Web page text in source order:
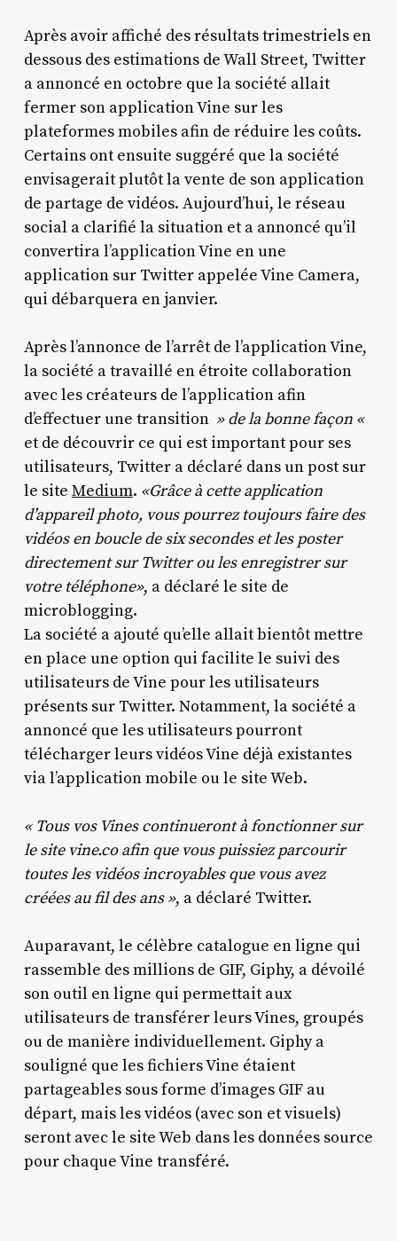
Après avoir affiché des résultats trimestriels en
dessous des estimations de Wall Street, Twitter
a annoncé en octobre que la société allait
fermer son application Vine sur les
plateformes mobiles afin de réduire les coûts.
Certains ont ensuite suggéré que la société
envisagerait plutôt la vente de son application
de partage de vidéos. Aujourd’hui, le réseau
social a clarifié la situation et a annoncé qu’il
convertira l’application Vine en une
application sur Twitter appelée Vine Camera,
qui débarquera en janvier.
Après l’annonce de l’arrêt de l’application Vine,
la société a travaillé en étroite collaboration
avec les créateurs de l’application afin
d’effectuer une transition» de la bonne façon «
et de découvrir ce qui est important pour ses
utilisateurs, Twitter a déclaré dans un post sur
le site Medium. «Grâce à cette application
d’appareil photo, vous pourrez toujours faire des
vidéos en boucle de six secondes et les poster
directement sur Twitter ou les enregistrer sur
votre téléphone», a déclaré le site de
microblogging.
La société a ajouté qu’elle allait bientôt mettre
en place une option qui facilite le suivi des
utilisateurs de Vine pour les utilisateurs
présents sur Twitter. Notamment, la société a
annoncé que les utilisateurs pourront
télécharger leurs vidéos Vine déjà existantes
via l’application mobile ou le site Web.
« Tous vos Vines continueront à fonctionner sur
le site vine.co afin que vous puissiez parcourir
toutes les vidéos incroyables que vous avez
créées au fil des ans », a déclaré Twitter.
Auparavant, le célèbre catalogue en ligne qui
rassemble des millions de GIF, Giphy, a dévoilé
son outil en ligne qui permettait aux
utilisateurs de transférer leurs Vines, groupés
ou de manière individuellement. Giphy a
souligné que les fichiers Vine étaient
partageables sous forme d’images GIF au
départ, mais les vidéos (avec son et visuels)
seront avec le site Web dans les données source
pour chaque Vine transféré.